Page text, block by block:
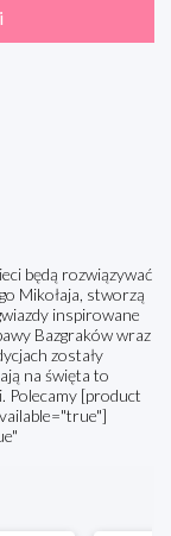
będą rozwiązywać
Mikołaja, stworzą
inspirowane
Bazgraków wraz
zostały
na święta to
Polecamy [product